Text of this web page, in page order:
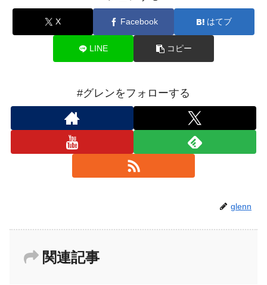
X Facebook はてブ
LINE コピー
#グレンをフォローする
glenn
関連記事